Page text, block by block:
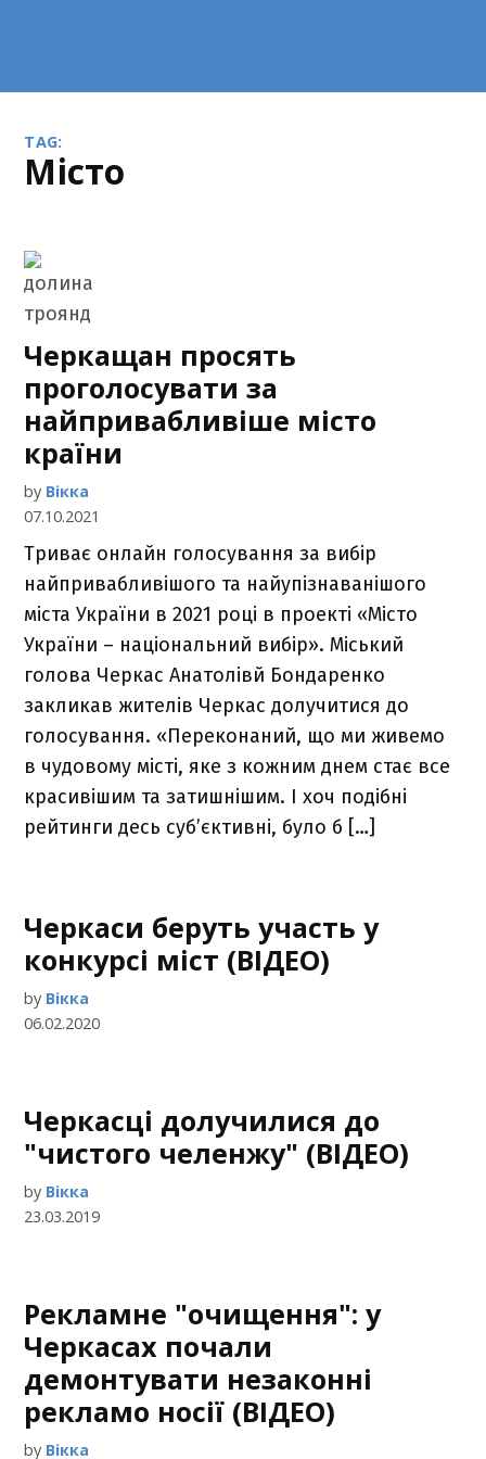
TAG:
місто
Черкащан просять
проголосувати за
найпривабливіше місто
країни
by Вікка
07.10.2021
Триває онлайн голосування за вибір
найпривабливішого та найупізнаванішого
міста України в 2021 році в проекті «Місто
України – національний вибір». Міський
голова Черкас Анатолівй Бондаренко
закликав жителів Черкас долучитися до
голосування. «Переконаний, що ми живемо
в чудовому місті, яке з кожним днем стає все
красивішим та затишнішим. І хоч подібні
рейтинги десь суб’єктивні, було б […]
Черкаси беруть участь у
конкурсі міст (ВІДЕО)
by Вікка
06.02.2020
Черкасці долучилися до
"чистого челенжу" (ВІДЕО)
by Вікка
23.03.2019
Рекламне "очищення": у
Черкасах почали
демонтувати незаконні
рекламо носії (ВІДЕО)
by Вікка